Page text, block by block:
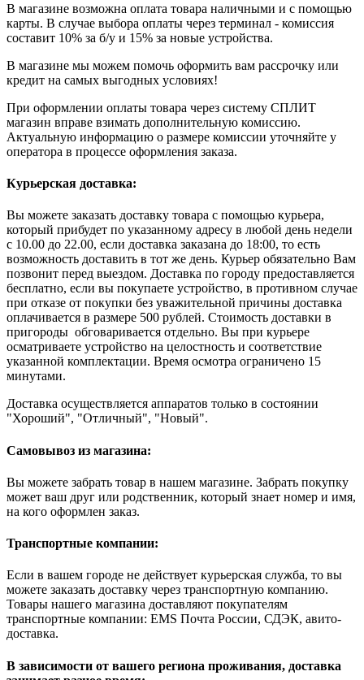
В магазине возможна оплата товара наличными и с помощью
карты. В случае выбора оплаты через терминал - комиссия
составит 10% за б/у и 15% за новые устройства.
В магазине мы можем помочь оформить вам рассрочку или
кредит на самых выгодных условиях!
При оформлении оплаты товара через систему СПЛИТ
магазин вправе взимать дополнительную комиссию.
Актуальную информацию о размере комиссии уточняйте у
оператора в процессе оформления заказа.
Курьерская доставка:
Вы можете заказать доставку товара с помощью курьера,
который прибудет по указанному адресу в любой день недели
с 10.00 до 22.00, если доставка заказана до 18:00, то есть
возможность доставить в тот же день. Курьер обязательно Вам
позвонит перед выездом. Доставка по городу предоставляется
бесплатно, если вы покупаете устройство, в противном случае
при отказе от покупки без уважительной причины доставка
оплачивается в размере 500 рублей. Стоимость доставки в
пригороды обговаривается отдельно. Вы при курьере
осматриваете устройство на целостность и соответствие
указанной комплектации. Время осмотра ограничено 15
минутами.
Доставка осуществляется аппаратов только в состоянии
"Хороший", "Отличный", "Новый".
Самовывоз из магазина:
Вы можете забрать товар в нашем магазине. Забрать покупку
может ваш друг или родственник, который знает номер и имя,
на кого оформлен заказ.
Транспортные компании:
Если в вашем городе не действует курьерская служба, то вы
можете заказать доставку через транспортную компанию.
Товары нашего магазина доставляют покупателям
транспортные компании: EMS Почта России, СДЭК, авито-
доставка.
В зависимости от вашего региона проживания, доставка